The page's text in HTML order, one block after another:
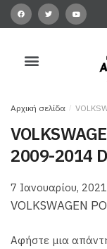
Αρχική σελίδα /
2009-2014
7 Ιανουαρίου, 2021
VOLKSWAGEN
Αφήστε μια